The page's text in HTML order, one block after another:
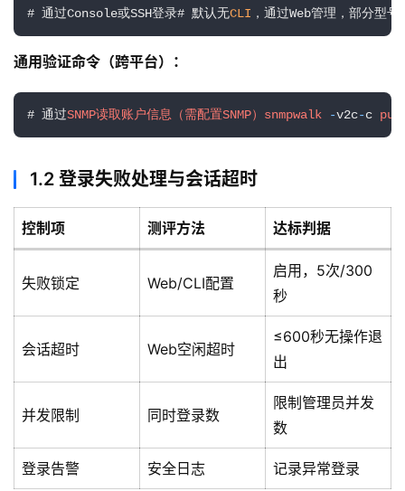
# 通过Console或SSH登录# 默认无CLI ，通过Web管理，部分型
通用验证命令（跨平台）：
# 通过SNMP读取账户信息（需配置SNMP）snmpwalk -v2c-c
1.2 登录失败处理与会话超时
控制项 测评方法 达标判据
失败锁定 Web/CLI配置
启用，5次/300
秒
会话超时 Web空闲超时
≤600秒无操作退
出
并发限制 同时登录数
限制管理员并发
数
登录告警 安全日志 记录异常登录